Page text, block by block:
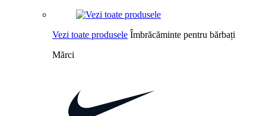
Vezi toate produsele Îmbrăcăminte pentru bărbați
Mărci